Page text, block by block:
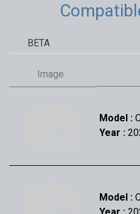
BETA
Image
Model :
Year :
Model :